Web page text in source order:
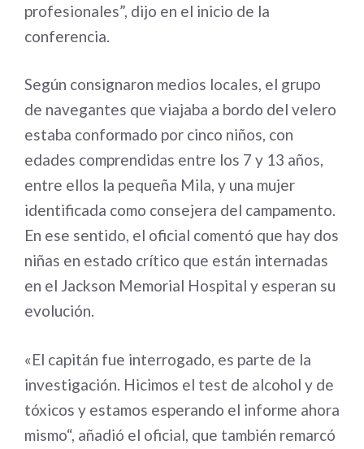
profesionales”, dijo en el inicio de la
conferencia.
Según consignaron medios locales, el grupo
de navegantes que viajaba a bordo del velero
estaba conformado por cinco niños, con
edades comprendidas entre los 7 y 13 años,
entre ellos la pequeña Mila, y una mujer
identificada como consejera del campamento.
En ese sentido, el oficial comentó que hay dos
niñas en estado crítico que están internadas
en el Jackson Memorial Hospital y esperan su
evolución.
«El capitán fue interrogado, es parte de la
investigación. Hicimos el test de alcohol y de
tóxicos y estamos esperando el informe ahora
mismo“, añadió el oficial, que también remarcó